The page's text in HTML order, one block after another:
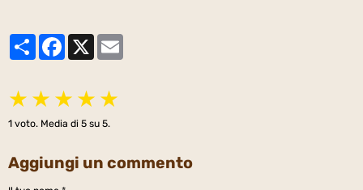
PartagerFacebook
X
★ ★ ★ ★ ★
1 voto. Media di 5 su 5.
Aggiungi un commento